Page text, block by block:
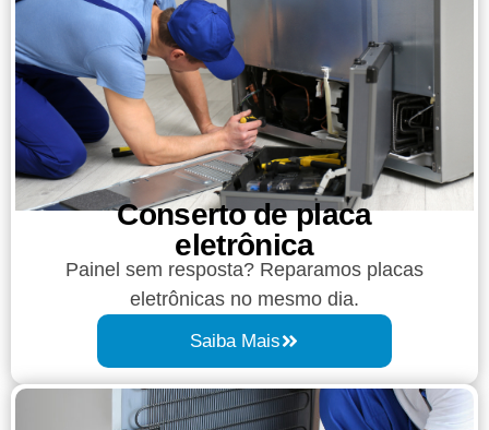
Conserto de placa
eletrônica
Painel sem resposta? Reparamos placas
eletrônicas no mesmo dia.
Saiba Mais